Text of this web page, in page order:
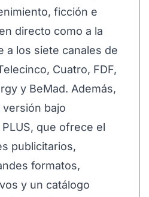
ficción e
directo como a la
a los siete canales de
Cuatro, FDF,
y BeMad. Además,
versión bajo
que ofrece el
publicitarios,
formatos,
y un catálogo